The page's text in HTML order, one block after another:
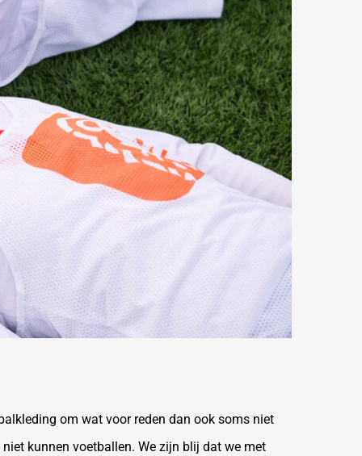
om wat voor reden dan ook soms niet
kunnen voetballen. We zijn blij dat we met